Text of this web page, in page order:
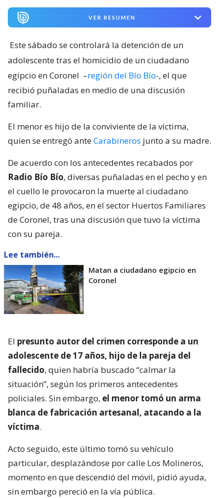
VER RESUMEN
Este sábado se controlará la detención de un
adolescente tras el homicidio de un ciudadano
egipcio en Coronel –región del Bío Bío-, el que
recibió puñaladas en medio de una discusión
familiar.
El menor es hijo de la conviviente de la víctima,
quien se entregó anteCarabineros junto a su madre.
De acuerdo con los antecedentes recabados por
Radio Bío Bío, diversas puñaladas en el pecho y en
el cuello le provocaron la muerte al ciudadano
egipcio, de 48 años, en el sector Huertos Familiares
de Coronel, tras una discusión que tuvo la víctima
con su pareja.
Lee también...
Matan a ciudadano egipcio en
Coronel
El presunto autor del crimen corresponde a un
adolescente de 17 años, hijo de la pareja del
fallecido, quien habría buscado “calmar la
situación”, según los primeros antecedentes
policiales. Sin embargo, el menor tomó un arma
blanca de fabricación artesanal, atacando a la
víctima.
Acto seguido, este último tomó su vehículo
particular, desplazándose por calle Los Molineros,
momento en que descendió del móvil, pidió ayuda,
sin embargo pereció en la vía pública.